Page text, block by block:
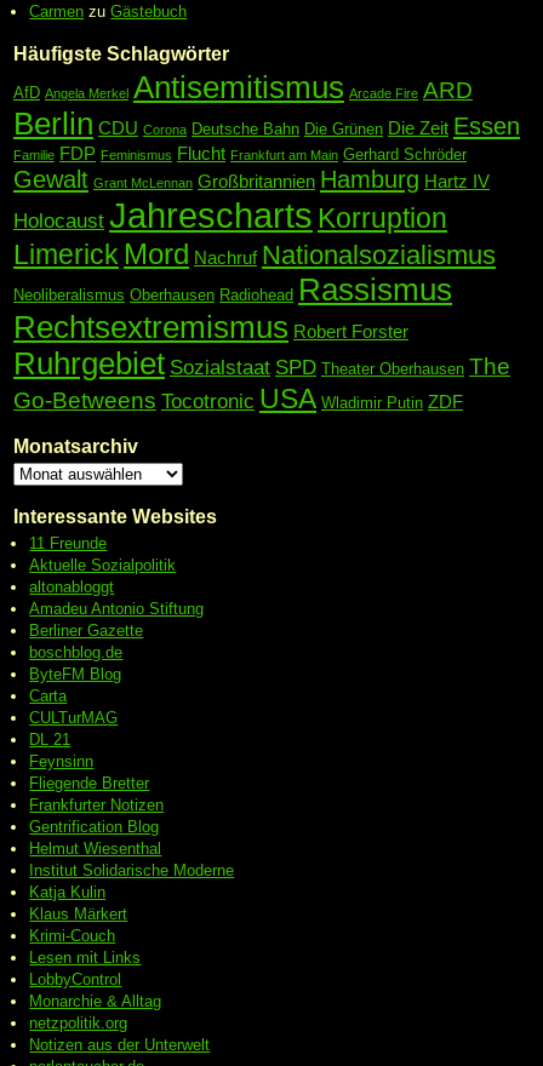
Carmen zuGästebuch
Häufigste Schlagwörter
AfD Angela Merkel Antisemitismus Arcade Fire ARD
Berlin CDU Corona Deutsche Bahn Die Grünen Die Zeit Essen
Familie FDP Feminismus Flucht Frankfurt am Main Gerhard Schröder
Gewalt Grant McLennan Großbritannien Hamburg Hartz IV
Holocaust Jahrescharts Korruption
Limerick Mord Nachruf Nationalsozialismus
Neoliberalismus Oberhausen Radiohead Rassismus
Rechtsextremismus Robert Forster
Ruhrgebiet Sozialstaat SPD Theater Oberhausen The
Go-Betweens Tocotronic USA Wladimir Putin ZDF
Monatsarchiv
Interessante Websites
11 Freunde
Aktuelle Sozialpolitik
altonabloggt
Amadeu Antonio Stiftung
Berliner Gazette
boschblog.de
ByteFM Blog
Carta
CULTurMAG
DL 21
Feynsinn
Fliegende Bretter
Frankfurter Notizen
Gentrification Blog
Helmut Wiesenthal
Institut Solidarische Moderne
Katja Kulin
Klaus Märkert
Krimi-Couch
Lesen mit Links
LobbyControl
Monarchie & Alltag
netzpolitik.org
Notizen aus der Unterwelt